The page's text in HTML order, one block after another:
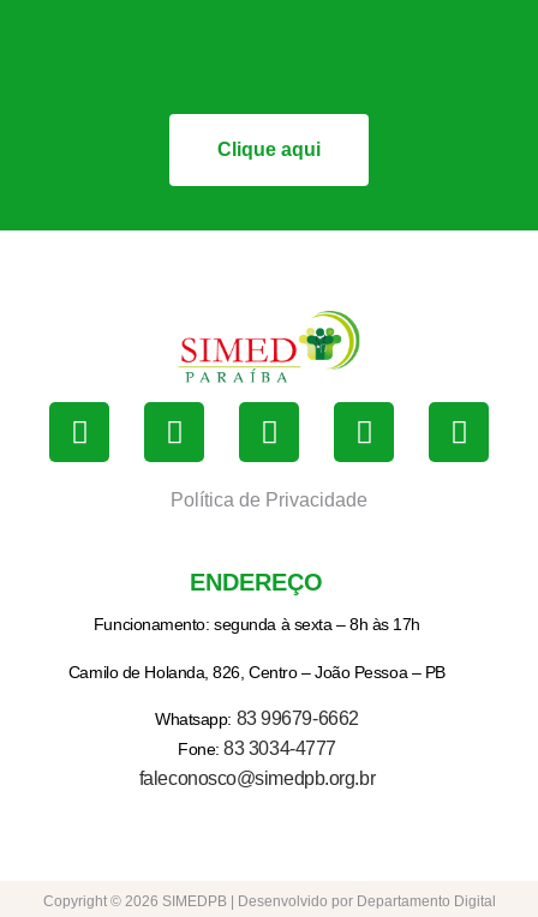
Clique aqui
Política de Privacidade
ENDEREÇO
Funcionamento: segunda à sexta – 8h às 17h
Camilo de Holanda, 826, Centro – João Pessoa – PB
Whatsapp: 83 99679-6662
Fone:83 3034-4777
faleconosco@simedpb.org.br
Copyright © 2026 SIMEDPB | Desenvolvido por Departamento Digital